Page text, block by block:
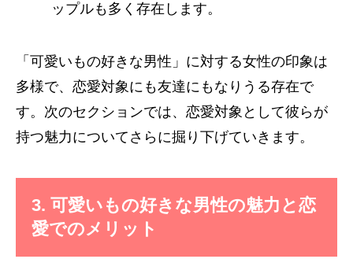
ップルも多く存在します。
「可愛いもの好きな男性」に対する女性の印象は
多様で、恋愛対象にも友達にもなりうる存在で
す。次のセクションでは、恋愛対象として彼らが
持つ魅力についてさらに掘り下げていきます。
3. 可愛いもの好きな男性の魅力と恋
愛でのメリット